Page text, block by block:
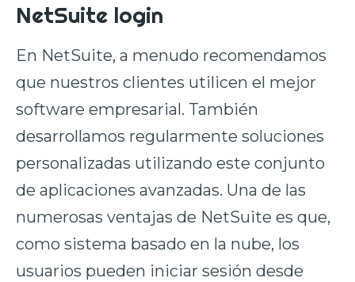
NetSuite login
En NetSuite, a menudo recomendamos
que nuestros clientes utilicen el mejor
software empresarial. También
desarrollamos regularmente soluciones
personalizadas utilizando este conjunto
de aplicaciones avanzadas. Una de las
numerosas ventajas de NetSuite es que,
como sistema basado en la nube, los
usuarios pueden iniciar sesión desde